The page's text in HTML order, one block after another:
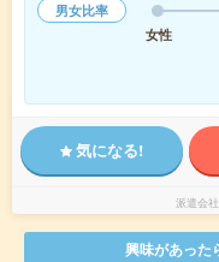
男女比率
女性
気になる!
派遣会社
興味があった